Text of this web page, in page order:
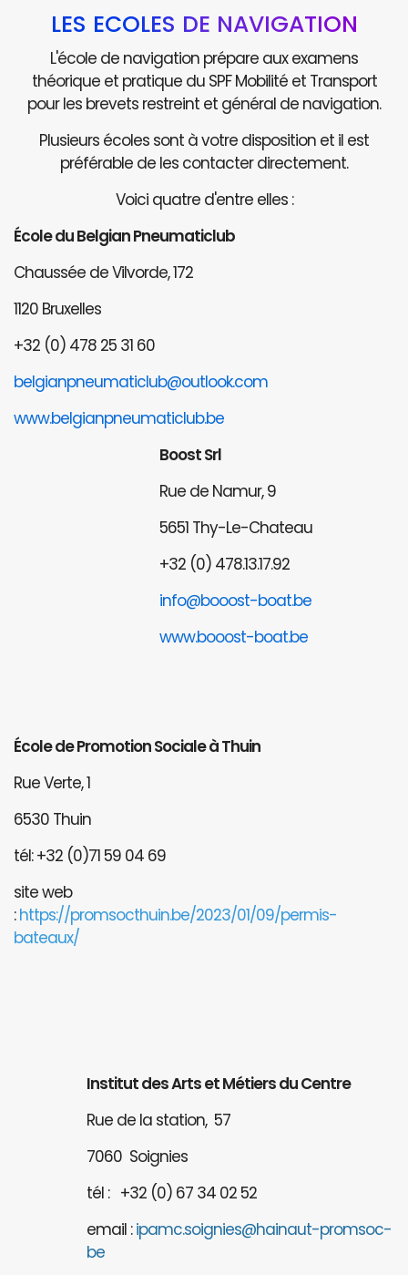
LES ÉCOLES DE NAVIGATION
L'école de navigation prépare aux examens
théorique et pratique du SPF Mobilité et Transport
pour les brevets restreint et général de navigation.
Plusieurs écoles sont à votre disposition et il est
préférable de les contacter directement.
Voici quatre d'entre elles :
École du Belgian Pneumaticlub
Chaussée de Vilvorde, 172
1120 Bruxelles
+32 (0) 478 25 31 60
belgianpneumaticlub@outlook.com
www.belgianpneumaticlub.be
Boost Srl
Rue de Namur, 9
5651 Thy-Le-Chateau
+32 (0) 478.13.17.92
info@booost-boat.be
www.booost-boat.be
École de Promotion Sociale à Thuin
Rue Verte, 1
6530 Thuin
tél: +32 (0)71 59 04 69
site web
:https://promsocthuin.be/2023/01/09/permis-
bateaux/
Institut des Arts et Métiers du Centre
Rue de la station, 57
7060 Soignies
tél : +32 (0) 67 34 02 52
email :ipamc.soignies@hainaut-promsoc-
be